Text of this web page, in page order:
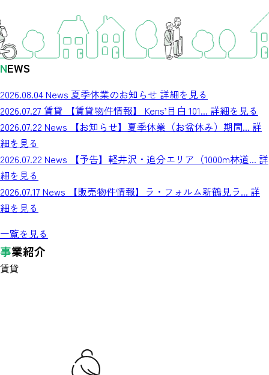
NEWS
2026.08.04 News 夏季休業のお知らせ 詳細を見る
2026.07.27 賃貸 【賃貸物件情報】 Kens’目白 101... 詳細を見る
2026.07.22 News 【お知らせ】夏季休業（お盆休み）期間... 詳
細を見る
2026.07.22 News 【予告】軽井沢・追分エリア（1000m林道... 詳
細を見る
2026.07.17 News 【販売物件情報】ラ・フォルム新鶴見ラ... 詳
細を見る
一覧を見る
事業紹介
賃貸